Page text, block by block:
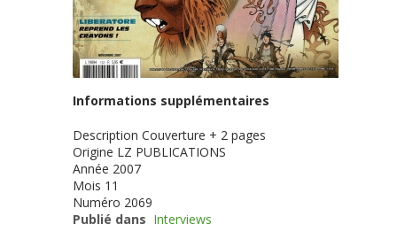
Informations supplémentaires
Description Couverture + 2 pages
Origine LZ PUBLICATIONS
Année 2007
Mois 11
Numéro 2069
Publié dans Interviews